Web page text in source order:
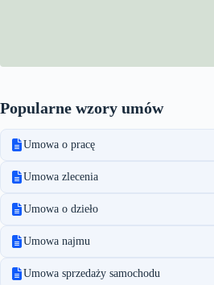
Popularne wzory umów
Umowa o pracę
Umowa zlecenia
Umowa o dzieło
Umowa najmu
Umowa sprzedaży samochodu